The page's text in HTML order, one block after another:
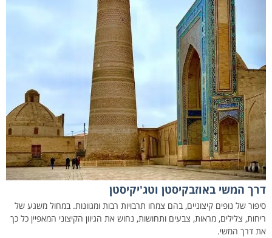
דרך המשי באוזבקיסטן וטג'יקיסטן
סיפור של נופים קיצוניים, בהם צמחו תרבויות רבות ומגוונות. במחול משגע של
ריחות, צלילים, מראות, צבעים ותחושות, נחוש את הגיוון הקיצוני המאפיין כל כך
את דרך המשי.